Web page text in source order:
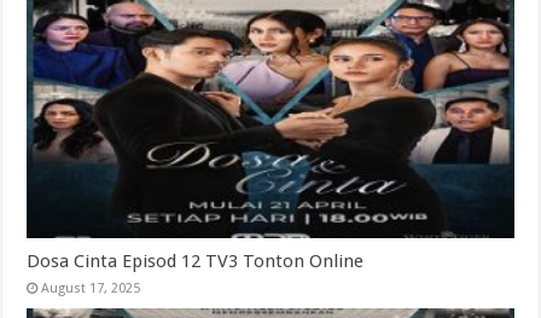
Dosa Cinta Episod 12 TV3 Tonton Online
August 17, 2025